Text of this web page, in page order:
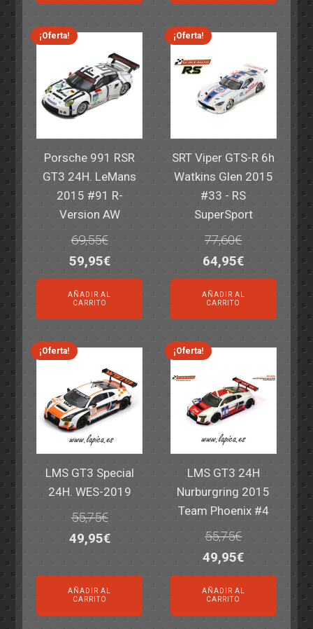
era:
82,40€.
es:
59,95€.
era:
82,40€.
es:
59,95€.
¡Oferta!
Porsche 991 RSR
GT3 24H. LeMans
2015 #91 R-
Version AW
69,55€
El
precio
original
era:
69,55€.
59,95€El
precio
actual
es:
59,95€.
AÑADIR AL
CARRITO
¡Oferta!
SRT Viper GTS-R 6h
Watkins Glen 2015
#33 - RS
SuperSport
77,60€
El
precio
original
era:
77,60€.
64,95€El
precio
actual
es:
64,95€.
AÑADIR AL
CARRITO
¡Oferta!
LMS GT3 Special
24H. WES-2019
55,75€
El
original
era:
49,95€El
actual
AÑADIR AL
CARRITO
¡Oferta!
LMS GT3 24H
Nurburgring 2015
Team Phoenix #4
55,75€
El
precio
original
era:
49,95€El
precio
actual
es:
AÑADIR AL
CARRITO